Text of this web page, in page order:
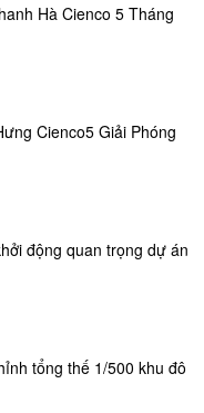
Hà Cienco 5 Tháng
Cienco5 Giải Phóng
động quan trọng dự án
tổng thế 1/500 khu đô